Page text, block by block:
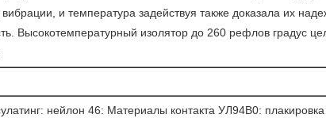
и температура задействуя также доказала их
Высокотемпературный изолятор до 260 рефлов градус
нейлон 46: Материалы контакта УЛ94В0: плакировка